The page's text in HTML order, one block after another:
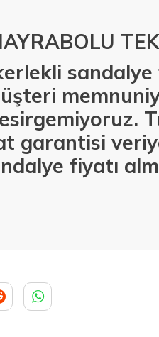
garantisi
fiyatı